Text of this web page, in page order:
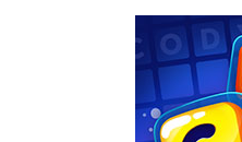
Haftungsausschluss